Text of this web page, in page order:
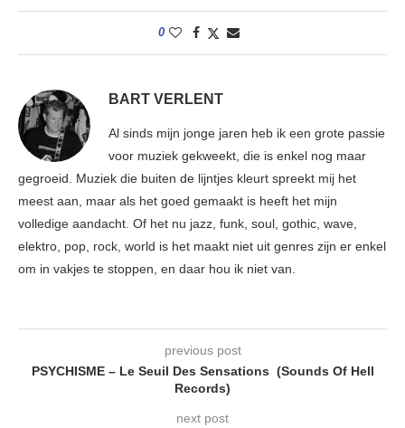
0
BART VERLENT
Al sinds mijn jonge jaren heb ik een grote passie
voor muziek gekweekt, die is enkel nog maar
gegroeid. Muziek die buiten de lijntjes kleurt spreekt mij het
meest aan, maar als het goed gemaakt is heeft het mijn
volledige aandacht. Of het nu jazz, funk, soul, gothic, wave,
elektro, pop, rock, world is het maakt niet uit genres zijn er enkel
om in vakjes te stoppen, en daar hou ik niet van.
previous post
PSYCHISME – Le Seuil Des Sensations (Sounds Of Hell
Records)
next post